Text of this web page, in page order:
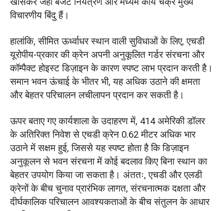
विचारणीय बिंदु हैं।
हालांकि, सीमित ऊर्ध्वाधर स्थान वाली सुविधाओं के लिए, एचडी
यूरोपीय-प्रकार की क्रेन अपनी अनुकूलित गर्डर संरचना और
कॉम्पैक्ट होइस्ट डिज़ाइन के कारण स्पष्ट लाभ प्रदान करती है।
समान भवन ऊंचाई के भीतर भी, यह अधिक उठाने की क्षमता
और बेहतर परिचालन लचीलापन प्रदान कर सकती है।
ऊपर बताए गए कार्यशाला के उदाहरण में, 414 अमेरिकी डॉलर
के अतिरिक्त निवेश से एचडी क्रेन 0.62 मीटर अधिक भार
उठाने में सक्षम हुई, जिससे यह स्पष्ट होता है कि डिज़ाइन
अनुकूलन से भवन संरचना में कोई बदलाव किए बिना स्थान का
बेहतर उपयोग किया जा सकता है। अंततः, एचडी और एलडी
क्रेनों के बीच चुनाव प्रारंभिक लागत, संरचनात्मक दक्षता और
दीर्घकालिक परिचालन आवश्यकताओं के बीच संतुलन के आधार